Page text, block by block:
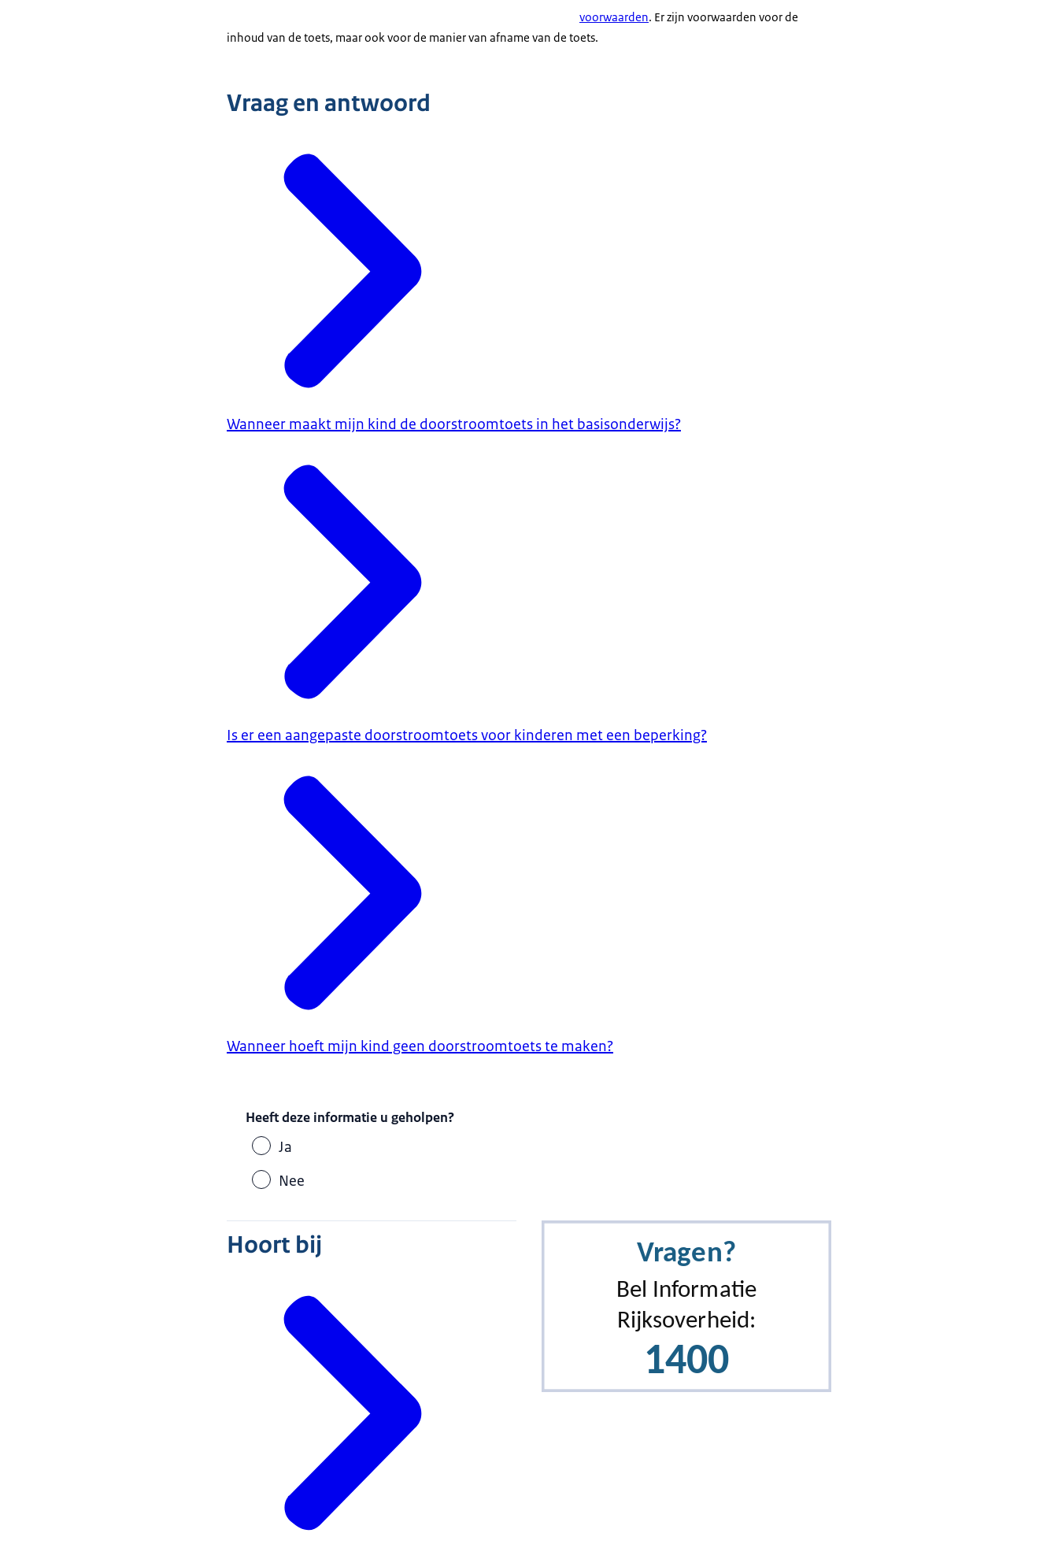
voorwaarden. Er zijn voorwaarden voor de
inhoud van de toets, maar ook voor de manier van afname van de toets.
Vraag en antwoord
Wanneer maakt mijn kind de doorstroomtoets in het basisonderwijs?
Is er een aangepaste doorstroomtoets voor kinderen met een beperking?
Wanneer hoeft mijn kind geen doorstroomtoets te maken?
Heeft deze informatie u geholpen?
Ja
Nee
Hoort bij